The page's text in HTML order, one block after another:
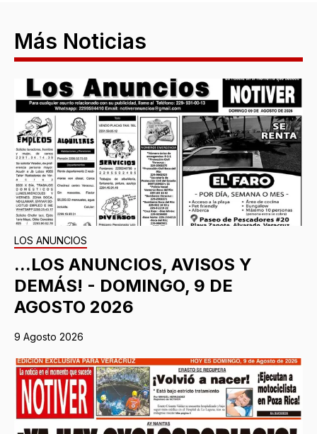
Más Noticias
LOS ANUNCIOS
...LOS ANUNCIOS, AVISOS Y
DEMÁS! - DOMINGO, 9 DE
AGOSTO 2026
9 Agosto 2026